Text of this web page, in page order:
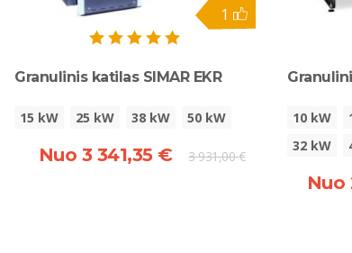
1
Granulinis katilas SIMAR EKR
15 kW 25 kW 38 kW 50 kW
Nuo 3 341,35 € 3 931,00 €
10 kW
32 kW
Nuo